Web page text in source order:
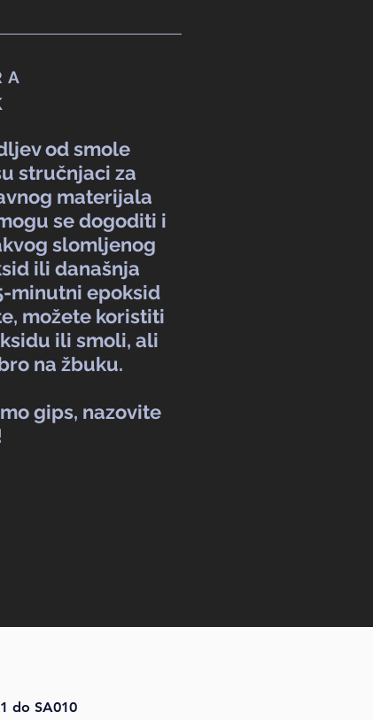
od smole
stručnjaci za
materijala
se dogoditi i
slomljenog
ili današnja
minutni epoksid
možete koristiti
ili smoli, ali
na žbuku.
gips, nazovite
do SA010